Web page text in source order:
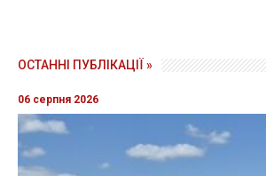
ОСТАННІ ПУБЛІКАЦІЇ »
06 серпня 2026